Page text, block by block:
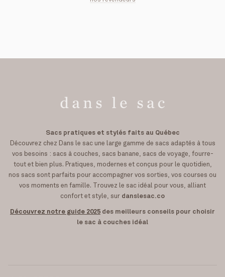
Sacs pratiques et stylés faits au Québec
Découvrez chez Dans le sac une large gamme de sacs adaptés à tous
vos besoins : sacs à couches, sacs banane, sacs de voyage, fourre-
tout et bien plus. Pratiques, modernes et conçus pour le quotidien,
nos sacs sont parfaits pour accompagner vos sorties, vos courses ou
vos moments en famille. Trouvez le sac idéal pour vous, alliant
confort et style, sur danslesac.co
Découvrez notre guide 2025 des meilleurs conseils pour choisir
le sac à couches idéal